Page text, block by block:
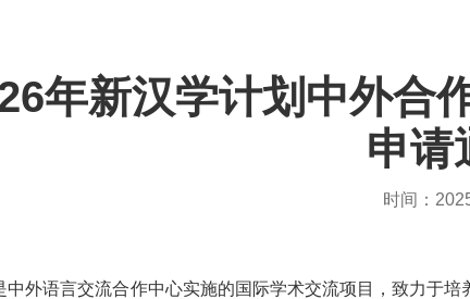
年新汉学计划中外合
申请
时间：
中外语言交流合作中心实施的国际学术交流项目，致力于